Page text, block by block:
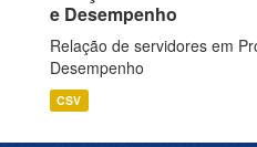
e Desempenho
Relação de servidores em
Desempenho
CSV